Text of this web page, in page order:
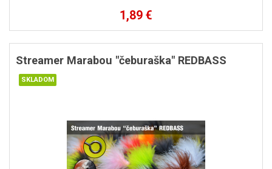
1,89 €
Streamer Marabou "čeburaška" REDBASS